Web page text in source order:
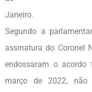
Segundo a
assinatura do Coronel
endossaram o
março de 2022,